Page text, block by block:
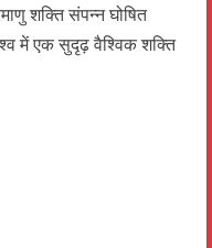
शक्ति संपन्न घोषित
में एक सुदृढ़ वैश्विक शक्ति